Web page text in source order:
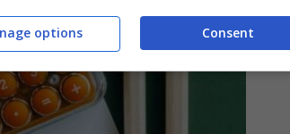
Consent
options